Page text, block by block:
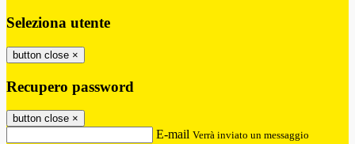
Seleziona utente
button close ×
Recupero password
button close ×
E-mail Verrà inviato un messaggio